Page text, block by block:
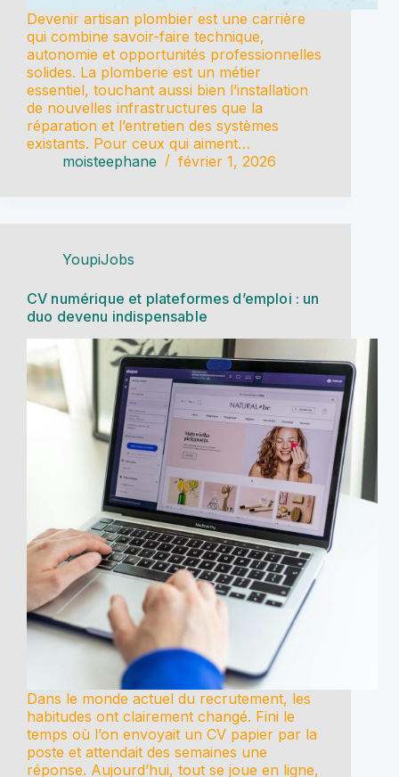
Devenir artisan plombier est une carrière
qui combine savoir-faire technique,
autonomie et opportunités professionnelles
solides. La plomberie est un métier
essentiel, touchant aussi bien l’installation
de nouvelles infrastructures que la
réparation et l’entretien des systèmes
existants. Pour ceux qui aiment…
moisteephane
février 1, 2026
YoupiJobs
CV numérique et plateformes d’emploi : un
duo devenu indispensable
Dans le monde actuel du recrutement, les
habitudes ont clairement changé. Fini le
temps où l’on envoyait un CV papier par la
poste et attendait des semaines une
réponse. Aujourd’hui, tout se joue en ligne,